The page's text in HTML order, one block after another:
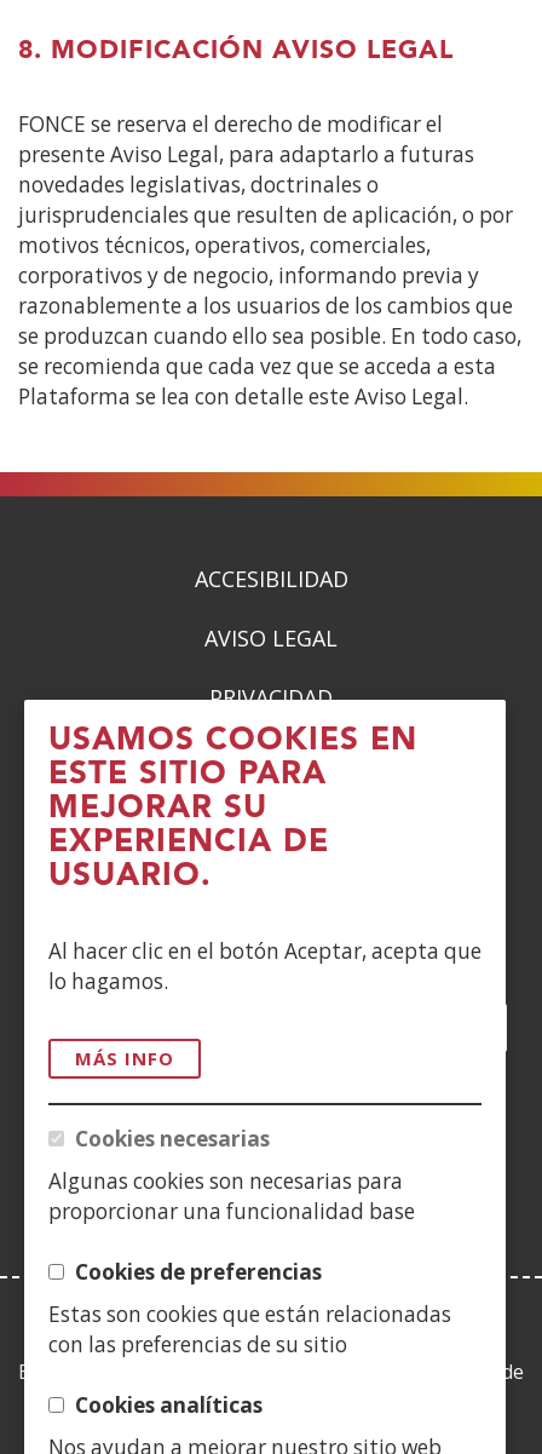
USAMOS COOKIES EN
ESTE SITIO PARA
MEJORAR SU
EXPERIENCIA DE
USUARIO.
Al hacer clic en el botón Aceptar, acepta que
lo hagamos.
MÁS INFO
Cookies necesarias
Algunas cookies son necesarias para
proporcionar una funcionalidad base
Cookies de preferencias
Estas son cookies que están relacionadas
con las preferencias de su sitio
Cookies analíticas
Nos ayudan a mejorar nuestro sitio web
8. MODIFICACIÓN AVISO LEGAL
FONCE se reserva el derecho de modificar el
presente Aviso Legal, para adaptarlo a futuras
novedades legislativas, doctrinales o
jurisprudenciales que resulten de aplicación, o por
motivos técnicos, operativos, comerciales,
corporativos y de negocio, informando previa y
razonablemente a los usuarios de los cambios que
se produzcan cuando ello sea posible. En todo caso,
se recomienda que cada vez que se acceda a esta
Plataforma se lea con detalle este Aviso Legal.
ACCESIBILIDAD
AVISO LEGAL
PRIVACIDAD
POLÍTICA DE COOKIES
DENUNCIAS
Siguenos en:
en
nueva
ventana)
en
nueva
ventana)
nueva
ventana)
nueva
ventana)
ventana)ventana)ventana)
en
(Abre
LEY DE TRANSPARENCIA
Esta web se ajusta a lo establecido en la Ley 19/2013, de
9 de diciembre, de transparencia, acceso a la